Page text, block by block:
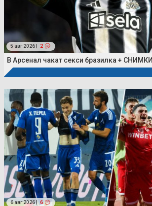
5 авг 2026 | 2
В Арсенал чакат секси бразилка + СНИМКИ
6 авг 2026 | 6